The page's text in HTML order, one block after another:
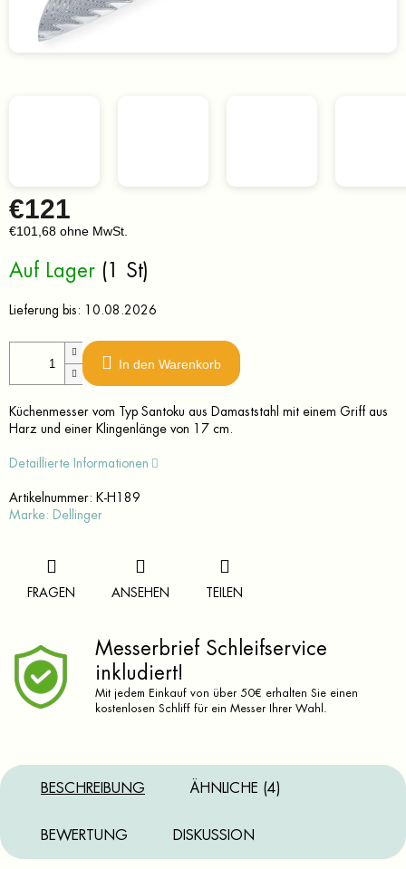
€121
€101,68 ohne MwSt.
Auf Lager (1 St)
Lieferung bis: 10.08.2026
In den Warenkorb
Küchenmesser vom Typ Santoku aus Damaststahl mit einem Griff aus
Harz und einer Klingenlänge von 17 cm.
Detaillierte Informationen
Artikelnummer: K-H189
Marke:
Dellinger
FRAGEN ANSEHEN TEILEN
Messerbrief Schleifservice
inkludiert!
Mit jedem Einkauf von über 50€ erhalten Sie einen
kostenlosen Schliff für ein Messer Ihrer Wahl.
BESCHREIBUNG ÄHNLICHE (4)
BEWERTUNG DISKUSSION